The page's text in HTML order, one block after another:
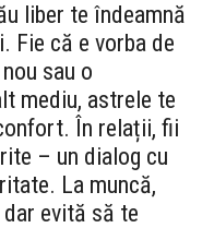
liber te îndeamnă
Fie că e vorba de
sau o
mediu, astrele te
În relații, fii
– un dialog cu
La muncă,
evită să te